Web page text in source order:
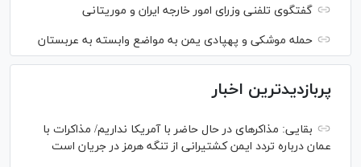
گفتگوی تلفنی وزرای امور خارجه ایران و موریتانی
حمله موشکی و پهپادی یمن به مواضع وابسته به عربستان
پربازدیدترین اخبار
بقایی: مذاکره‎ای در حال حاضر با آمریکا نداریم/ مذاکرات با
عمان درباره تردد ایمن کشتیرانی از تنگه هرمز در جریان است